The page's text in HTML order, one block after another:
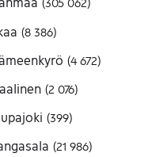
(305 062)
(8 386)
(4 672)
(2 076)
(399)
(21 986)